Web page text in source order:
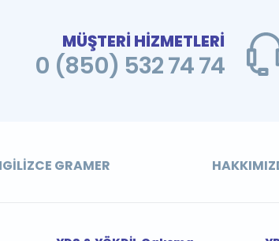
MÜŞTERİ HİZMETLERİ
0 (850) 532 74 74
GRAMER